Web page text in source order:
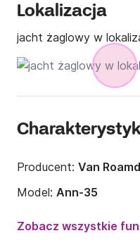
Lokalizacja
jacht żaglowy w
Producent: Van
Model: Ann-35
1990
Zobacz wszystkie